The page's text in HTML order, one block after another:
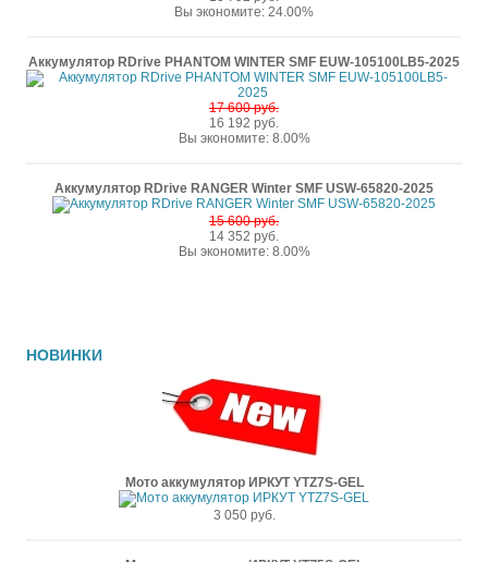
Вы экономите: 24.00%
Аккумулятор RDrive PHANTOM WINTER SMF EUW-105100LB5-2025
17 600 руб.
16 192 руб.
Вы экономите: 8.00%
Аккумулятор RDrive RANGER Winter SMF USW-65820-2025
15 600 руб.
14 352 руб.
Вы экономите: 8.00%
НОВИНКИ
Мото аккумулятор ИРКУТ YTZ7S-GEL
3 050 руб.